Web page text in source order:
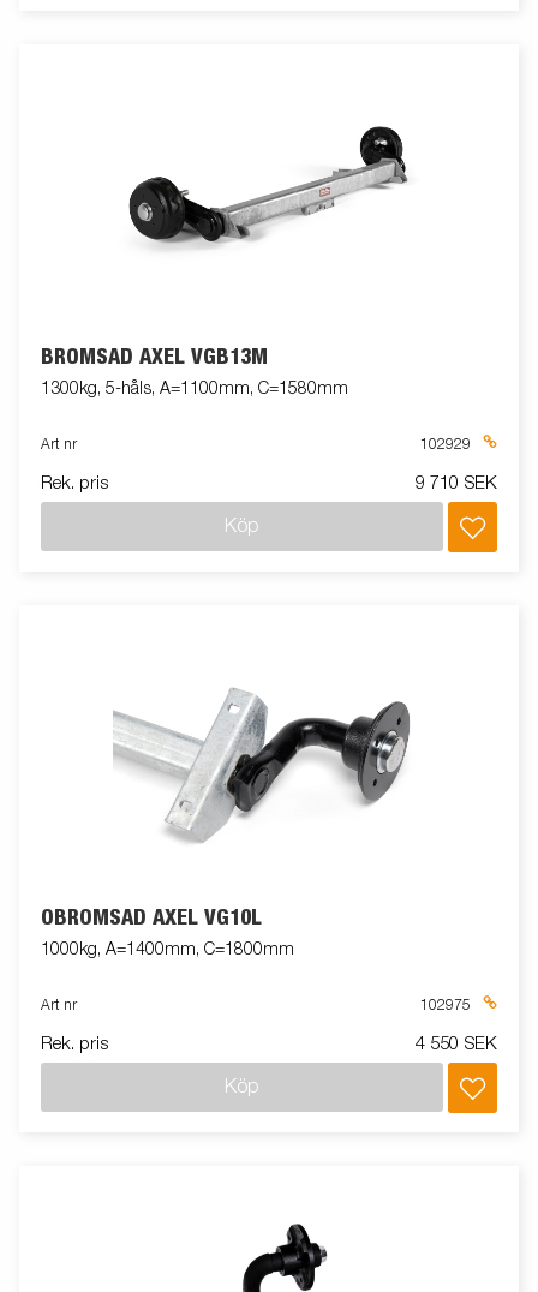
BROMSAD AXEL VGB13M
1300kg, 5-håls, A=1100mm, C=1580mm
Art nr 102929
Rek. pris 9 710 SEK
Köp
OBROMSAD AXEL VG10L
1000kg, A=1400mm, C=1800mm
Art nr 102975
Rek. pris 4 550 SEK
Köp